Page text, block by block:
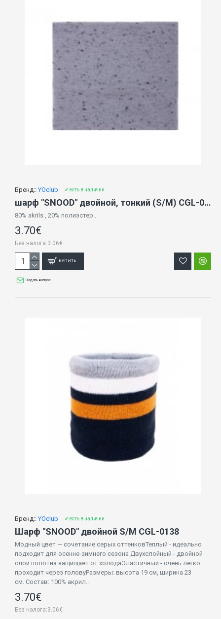
Бренд:: YOclub ✔ есть в наличии
шарф "SNOOD" двойной, тонкий (S/M) CGL-0117
80% akrils , 20% полиэстер..
3.70€
Без налога:3.06€
КУПИТЬ
Задать вопрос
Бренд:: YOclub ✔ есть в наличии
Шарф "SNOOD" двойной S/M CGL-0138
Модный цвет — сочетание серых оттенковТеплый - идеально
подходит для осенне-зимнего сезона Двухслойный - двойной
слой полотна защищает от холодаЭластичный - очень легко
проходит через головуРазмеры: высота 19 см, ширина 23
см. Состав: 100% акрил..
3.70€
Без налога:3.06€